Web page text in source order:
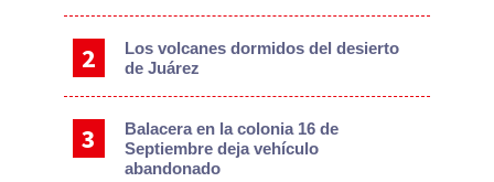
Los volcanes dormidos del desierto
de Juárez
Balacera en la colonia 16 de
Septiembre deja vehículo
abandonado